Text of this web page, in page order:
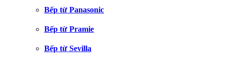
Bếp từ Panasonic
Bếp từ Pramie
Bếp từ Sevilla